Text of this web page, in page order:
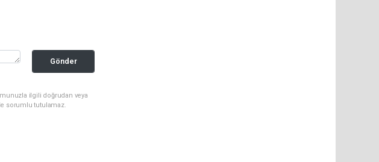
Gönder
ilgili doğrudan veya
sorumlu tutulamaz.